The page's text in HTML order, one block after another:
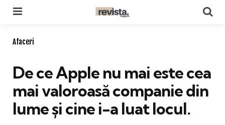
Categories
Afaceri
De ce Apple nu mai este cea
mai valoroasă companie din
lume și cine i-a luat locul.